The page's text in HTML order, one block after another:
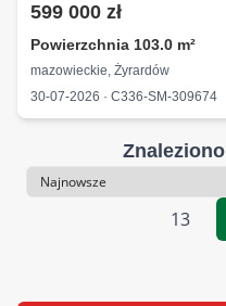
599 000 zł
Powierzchnia 103.0 m²
mazowieckie, Żyrardów
30-07-2026 · C336-SM-309674
Znaleziono
Sortowanie
13